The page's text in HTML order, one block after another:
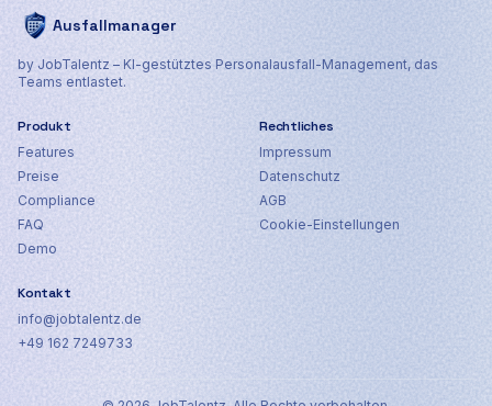
Ausfallmanager
by JobTalentz – KI-gestütztes Personalausfall-Management, das
Teams entlastet.
Produkt
Features
Preise
Compliance
FAQ
Demo
Rechtliches
Impressum
Datenschutz
AGB
Cookie-Einstellungen
Kontakt
info@jobtalentz.de
+49 162 7249733